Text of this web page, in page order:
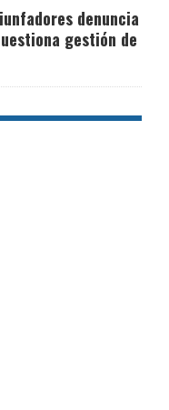
denuncia
gestión de